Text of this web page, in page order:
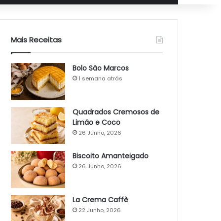
Mais Receitas
Bolo São Marcos
1 semana atrás
Quadrados Cremosos de
Limão e Coco
26 Junho, 2026
Biscoito Amanteigado
26 Junho, 2026
La Crema Caffè
22 Junho, 2026